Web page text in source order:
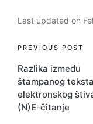
Last updated on
Post
PREVIOUS POST
Razlika između
štampanog
elektronskog
(N)E-čitanje